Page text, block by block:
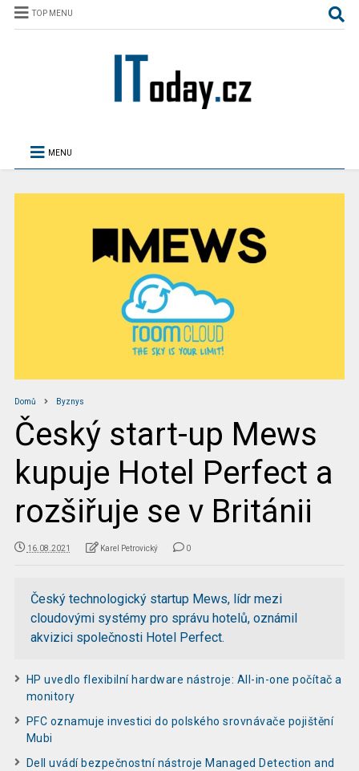
TOP MENU
MENU
Domů Byznys
Český start-up Mews
kupuje Hotel Perfect a
rozšiřuje se v Británii
16.08.2021 Karel Petrovický 0
Český technologický startup Mews, lídr mezi
cloudovými systémy pro správu hotelů, oznámil
akvizici společnosti Hotel Perfect.
HP uvedlo flexibilní hardware nástroje: All-in-one počítač a
monitory
PFC oznamuje investici do polského srovnávače pojištění
Mubi
Dell uvádí bezpečnostní nástroje Managed Detection and